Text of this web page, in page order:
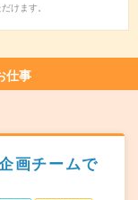
けます。
仕事
画チームで